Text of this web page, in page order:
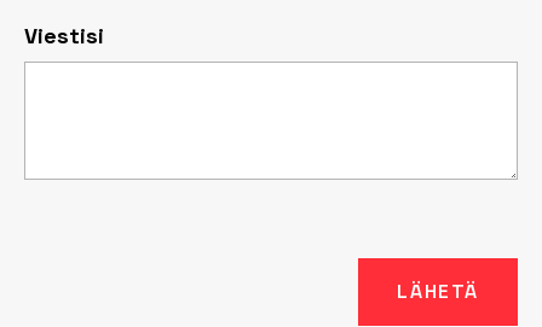
Viestisi